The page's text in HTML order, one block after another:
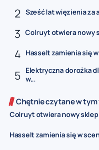
Sześć lat więzienia za
Colruyt otwiera nowy
Hasselt zamienia się
Elektryczna dorożka
w...
Chętnie czytane w
Colruyt otwiera nowy
Hasselt zamienia się w